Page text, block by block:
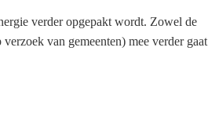
verder opgepakt wordt. Zowel de
van gemeenten) mee verder gaat